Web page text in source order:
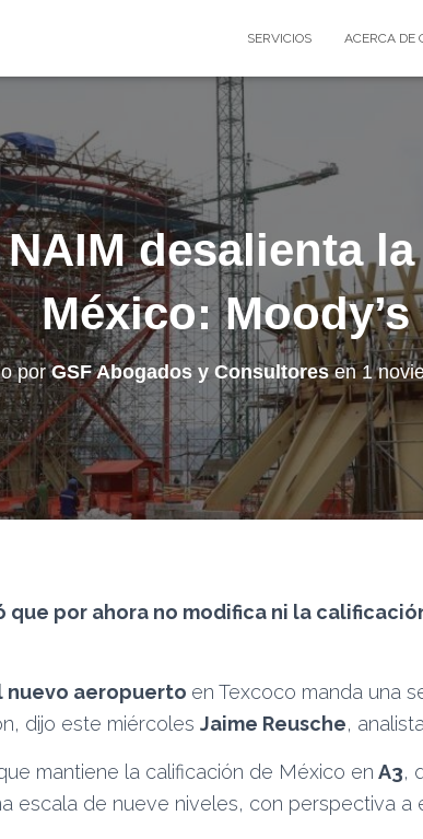
SERVICIOS ACERCA DE
desalienta
México: Moody’s
porGSF Abogados y Consultoresen1
que por ahora no modifica ni la
nuevo aeropuerto en Texcoco manda una
dijo este miércoles Jaime Reusche,
mantiene la calificación de México en A3,
escala de nueve niveles, con perspectiva a